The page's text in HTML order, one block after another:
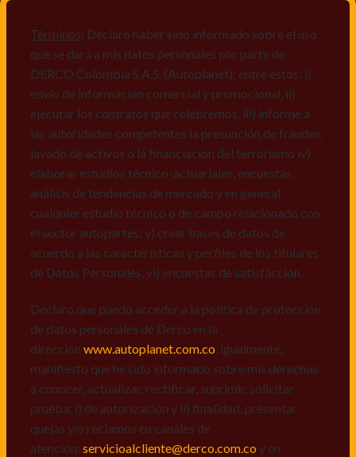
mismos, vi) crear bases de datos de acuerdo a las
características y perfiles de los titulares de Datos
Personales, v) encuestas de satisfacción, vi) reportes
recall.
Declaro que puedo acceder a la política de protección
de datos personales de Derco en la
direcciónwww.autoplanet.com.co, igualmente,
manifiesto que he sido informado sobre mis derechos
a conocer, actualizar, rectificar, suprimir, solicitar
prueba: i) de autorización y ii) finalidad, presentar
quejas y/o reclamos en canales de
atención: servicioalcliente@derco.com.coy en
responsables, para que efectúen el tratamiento de mis
datos conforme lo expuesto.
Términos: Declaro haber sido informado sobre el uso
que se dará a mis datos personales por parte de
DERCO Colombia S.A.S. (Autoplanet); entre estos: i)
envío de información comercial y promocional, ii)
ejecutar los contratos que celebremos, iii) informe a
las autoridades competentes la presunción de fraudes,
lavado de activos o la financiación del terrorismo iv)
elaborar estudios técnico-actuariales, encuestas,
análisis de tendencias de mercado y en general
cualquier estudio técnico o de campo relacionado con
el sector autopartes; v) crear bases de datos de
acuerdo a las características y perfiles de los titulares
de Datos Personales, vi) encuestas de satisfacción.
Declaro que puedo acceder a la política de protección
de datos personales de Derco en la
dirección www.autoplanet.com.co , igualmente,
manifiesto que he sido informado sobre mis derechos
a conocer, actualizar, rectificar, suprimir, solicitar
prueba: i) de autorización y ii) finalidad, presentar
quejas y/o reclamos en canales de
atención: servicioalcliente@derco.com.co y en